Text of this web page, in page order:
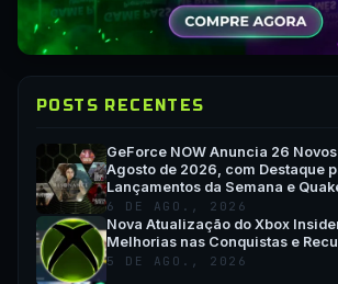
POSTS RECENTES
GeForce NOW Anuncia 26
Agosto de 2026, com Destaque
Lançamentos da Semana e
6 DE AGO., 2026
Nova Atualização do Xbox
Melhorias nas Conquistas e
5 DE AGO., 2026